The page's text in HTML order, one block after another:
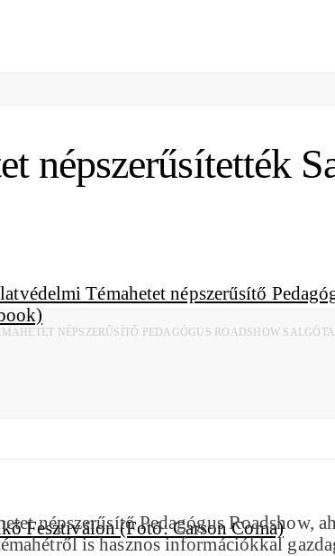
népszerűsítették
NÉPSZERŰSÍTŐ PEDAGÓGUS ROADSHOW
népszerűsítő Pedagógus Roadshow,
is hasznos információkkal